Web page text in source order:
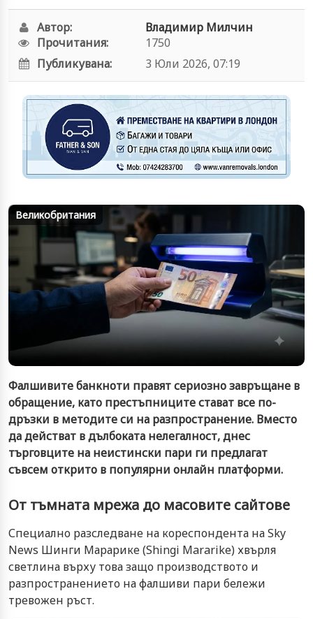
Автор:
Владимир Милчин
Прочитания:
1750
Публикувана:
3 Юли 2026, 07:19
Великобритания
Фалшивите банкноти правят сериозно завръщане в
обращение, като престъпниците стават все по-
дръзки в методите си на разпространение. Вместо
да действат в дълбоката нелегалност, днес
търговците на неистински пари ги предлагат
съвсем открито в популярни онлайн платформи.
От тъмната мрежа до масовите сайтове
Специално разследване на кореспондента на Sky
News Шинги Марарике (Shingi Mararike) хвърля
светлина върху това защо производството и
разпространението на фалшиви пари бележи
тревожен ръст.